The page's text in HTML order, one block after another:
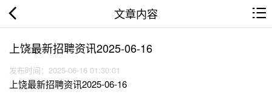
文章内容
上饶最新招聘资讯2025-06-16
发布时间：2025-06-16 01:30:01
上饶最新招聘资讯2025-06-16